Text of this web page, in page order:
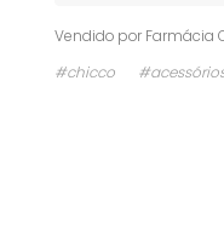
Vendido por Farmácia
#chicco